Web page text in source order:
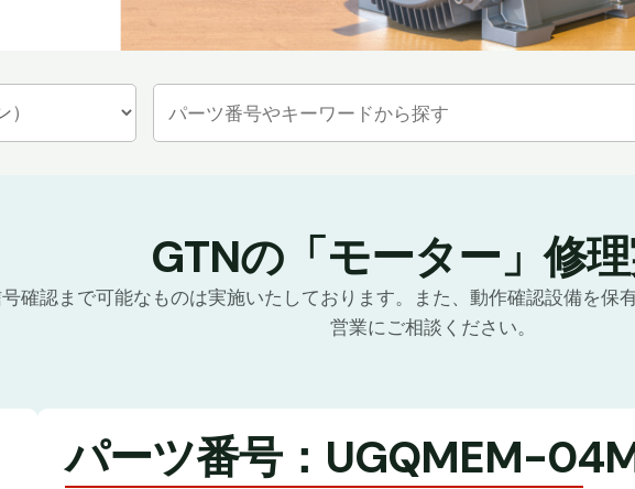
GTNの「モーター」修
確認まで可能なものは実施いたしております。また、動作確認設備を
営業にご相談ください。
パーツ番号：UGQMEM-